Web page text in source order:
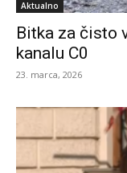
Aktualno
Bitka za čisto
kanalu C0
23. marca, 2026